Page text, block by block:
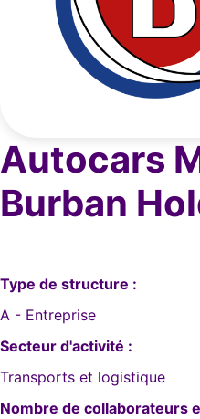
Autocars
Burban
Type de structure :
A - Entreprise
Secteur d'activité :
Transports et logistique
Nombre de collaborateurs